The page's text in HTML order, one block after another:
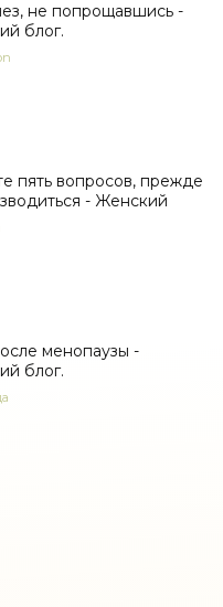
не попрощавшись -
блог.
пять вопросов, прежде
- Женский
менопаузы -
блог.